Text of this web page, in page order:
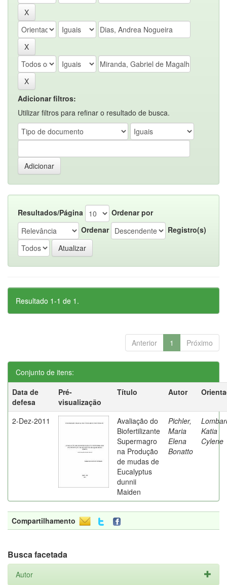
Adicionar filtros:
Utilizar filtros para refinar o resultado de busca.
Resultados/Página
Ordenar por
Ordenar
Registro(s)
Resultado 1-1 de 1.
Anterior 1 Próximo
Conjunto de itens:
Data de
defesa
Pré-
visualização
Título Autor
2-Dez-2011
Avaliação do
Biofertilizante
Supermagro
na Produção
de mudas de
Eucalyptus
dunnii
Maiden
Pichler,
Maria
Elena
Bonatto
Katia
Cylene
Compartilhamento
Busca facetada
Autor